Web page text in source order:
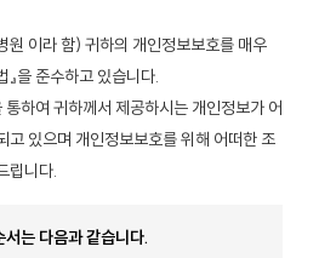
원 이라 함) 귀하의 개인정보보호를 매우
』을 준수하고 있습니다.
하여 귀하께서 제공하시는 개인정보가 어
고 있으며 개인정보보호를 위해 어떠한 조
립니다.
는 다음과 같습니다.